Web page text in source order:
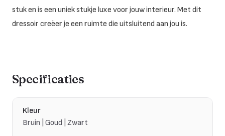
stuk en is een uniek stukje luxe voor jouw interieur. Met dit
dressoir creëer je een ruimte die uitsluitend aan jou is.
Specificaties
Kleur
Bruin | Goud | Zwart